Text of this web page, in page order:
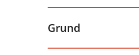
Grund